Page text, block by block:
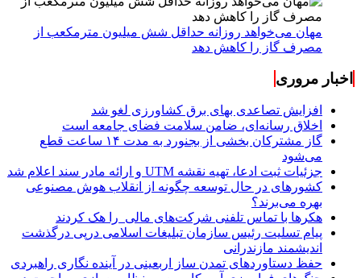
مهان می‌خواهد روزانه حداقل شش میلیون مترمکعب از
مصرف گاز را کاهش دهد
اخبار مروری
افزایش تصاعدی بهای برق کشاورزی لغو شد
اخلاق رسانه‌ای، ضامن سلامت فضای جامعه است
گاز مشترکان بخشی از بجنورد به مدت ۱۴ ساعت قطع
می‌شود
جزئیات ثبت ادعا، تهیه نقشه UTM و ارائه مادر سند اعلام شد
کشورهای در حال توسعه چگونه از انقلاب هوش مصنوعی
بهره می‌برند؟
هکرها با تماس تلفنی شرکت‌های مالی را هک کردند
پیام تسلیت رئیس سازمان تبلیغات اسلامی درپی درگذشت
اندیشمند مازندرانی
حفظ دستاوردهای تمدن ساز اربعینی در آینده نگاری راهبردی